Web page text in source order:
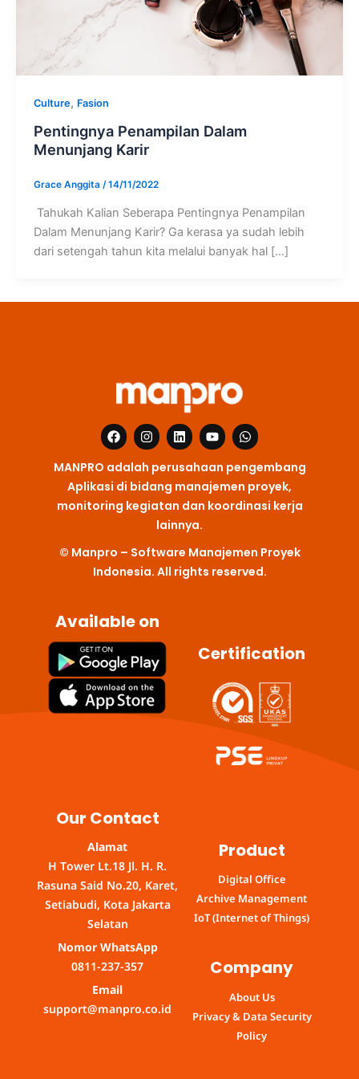
Culture, Fasion
Pentingnya Penampilan Dalam
Menunjang Karir
Grace Anggita /14/11/2022
Tahukah Kalian Seberapa Pentingnya Penampilan
Dalam Menunjang Karir? Ga kerasa ya sudah lebih
dari setengah tahun kita melalui banyak hal […]
F
a
e
b
o
o
I
n
t
a
g
r
L
i
k
e
d
i
n
Y
o
t
u
b
e
W
h
t
s
a
p
MANPRO adalah perusahaan pengembang
Aplikasi di bidang manajemen proyek,
monitoring kegiatan dan koordinasi kerja
lainnya.
© Manpro – Software Manajemen Proyek
Indonesia. All rights reserved.
Available on
Certification
Our Contact
Alamat
H Tower Lt.18 Jl. H. R.
Rasuna Said No.20, Karet,
Setiabudi, Kota Jakarta
Selatan
Nomor WhatsApp
0811-237-357
Email
support@manpro.co.id
Product
Digital Office
Archive Management
IoT (Internet of Things)
Company
About Us
Privacy & Data Security
Policy